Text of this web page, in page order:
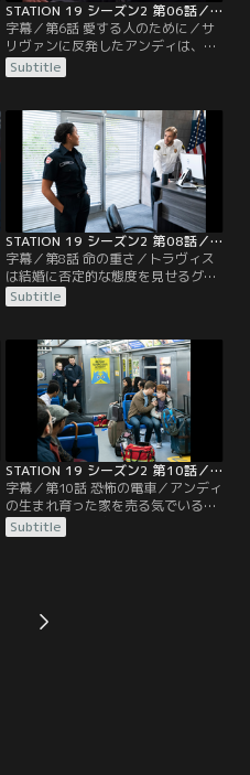
STATION 19 シーズン2 第06話／字幕
字幕／第6話 愛する人のために／サ
リヴァンに反発したアンディは、処
分を心配するが、なかなか2人で話
す機会がない。ベンは、ミランダと
しようとしていた。そんな中、ライ
アンの父親が傷だらけで19分署に助
けを求めてくる。アンディやライア
ンと口論になるが、帰り際に倒れた
ところをアンディたちが救命措置を
施す。そして…。
Subtitle
STATION 19 シーズン2 第08話／字幕
字幕／第8話 命の重さ／トラヴィス
は結婚に否定的な態度を見せるグラ
ントに不満を抱く。ジャックの態度
に異変を感じたプルイットは、彼以
きだと諭す。暴風で携帯が通じず、
ミランダと連絡が取れないベンは不
安を募らせていた。一方、救助車ご
と崖下に転落してしまったサリヴァ
ンとアンディ。無線も使えず救助も
望めない中…。
Subtitle
STATION 19 シーズン2 第10話／字幕
字幕／第10話 恐怖の電車／アンディ
の生まれ育った家を売る気でいるプ
ルイットは、実家がなくなることに
抵抗を感じるアンディをよそに、購
いた。そんな時、地下鉄の緊急停止
により複数の乗客が軽症を負ったと
Subtitle